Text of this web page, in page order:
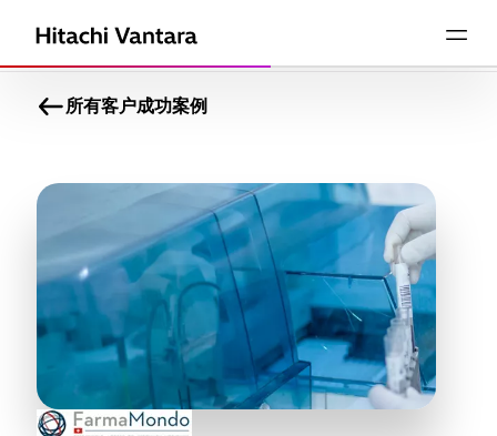
所有客户成功案例